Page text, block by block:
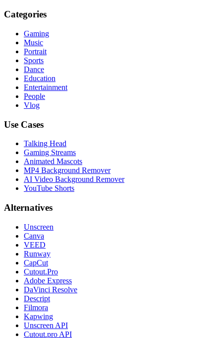
Categories
Gaming
Music
Portrait
Sports
Dance
Education
Entertainment
People
Vlog
Use Cases
Talking Head
Gaming Streams
Animated Mascots
MP4 Background Remover
AI Video Background Remover
YouTube Shorts
Alternatives
Unscreen
Canva
VEED
Runway
CapCut
Cutout.Pro
Adobe Express
DaVinci Resolve
Descript
Filmora
Kapwing
Unscreen API
Cutout.pro API